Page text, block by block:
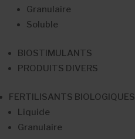
Granulaire
Soluble
BIOSTIMULANTS
PRODUITS DIVERS
FERTILISANTS BIOLOGIQUES
Liquide
Granulaire